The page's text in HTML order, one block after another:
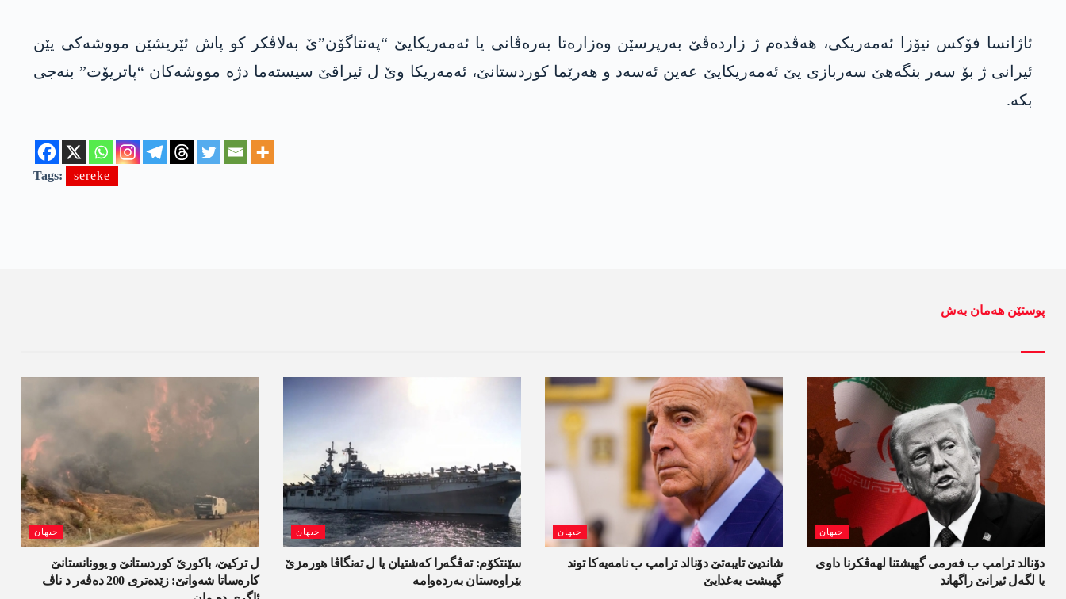
ئاژانسا فۆکس نیۆزا ئەمەریکی، هەڤدەم ژ زاردەڤێ بەرپرسێن وەزارەتا بەرەڤانی یا ئەمەریکایێ “پەنتاگۆن”ێ بەلاڤکر کو پاش ئێریشێن مووشەکی یێن
ئیرانی ژ بۆ سەر بنگەهێ سەربازی یێ ئەمەریکایێ عەین ئەسەد و هەرێما کوردستانێ، ئەمەریکا وێ ل ئیراقێ سیستەما دژە مووشەکان “پاتریۆت” بنەجی
بکە.
Tags: sereke
پوستێن ھەمان بەش
جیھان
ل ترکیێ، باکورێ کوردستانێ و یوونانستانێ
کارەساتا شەواتێ: زێدەتری 200 دەڤەر د ناڤ
جیھان
سێنتکۆم: تەڤگەرا کەشتیان یا ل تەنگاڤا ھورمزێ
بێراوەستان بەردەوامە
جیھان
شاندیێ تایبەتێ دۆنالد ترامپ ب نامەیەکا توند
گھیشت بەغدایێ
جیھان
دۆنالد ترامپ ب فەرمی گھیشتنا لھەڤکرنا داوی
یا لگەل ئیرانێ راگھاند